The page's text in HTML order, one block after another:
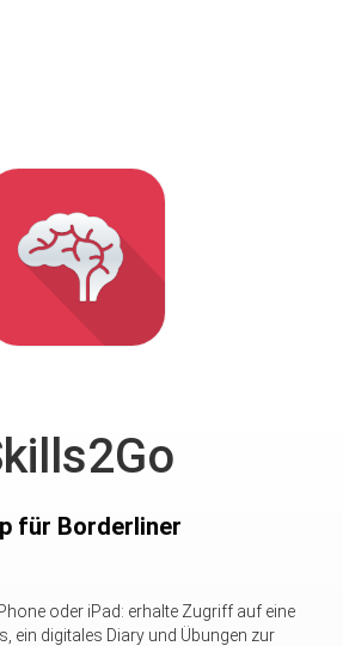
für Borderliner
oder iPad: erhalte Zugriff auf eine
ein digitales Diary und Übungen zur